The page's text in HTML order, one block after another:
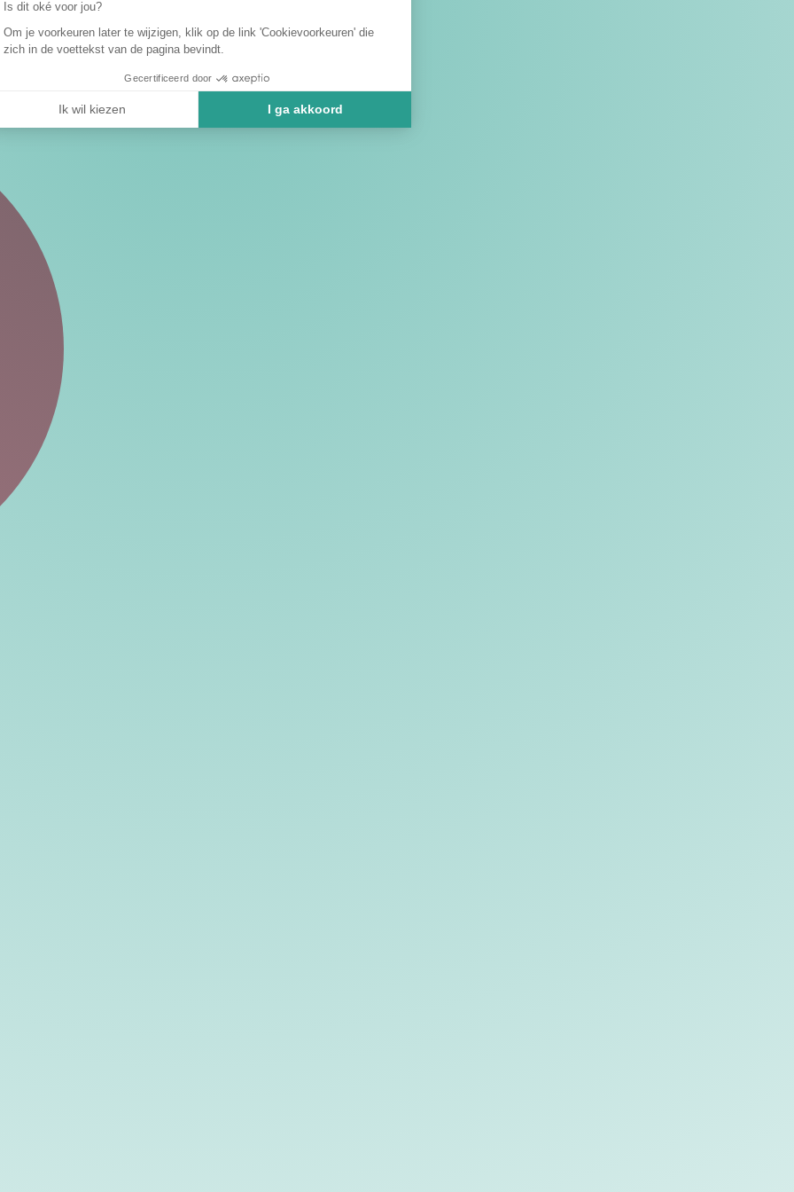
Is dit oké voor jou?
Om je voorkeuren later te wijzigen, klik op de link 'Cookievoorkeuren' die
zich in de voettekst van de pagina bevindt.
Gecertificeerd door
Ik wil kiezen I ga akkoord